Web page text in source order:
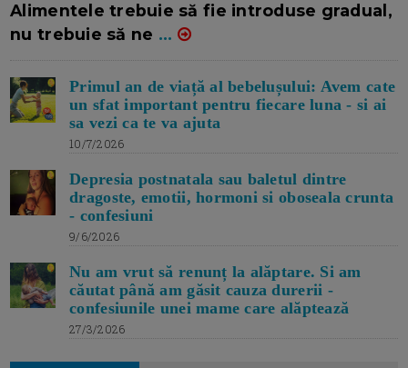
Alimentele trebuie să fie introduse gradual,
nu trebuie să ne ...
Primul an de viață al bebelușului: Avem cate
un sfat important pentru fiecare luna - si ai
sa vezi ca te va ajuta
10/7/2026
Depresia postnatala sau baletul dintre
dragoste, emotii, hormoni si oboseala crunta
- confesiuni
9/6/2026
Nu am vrut să renunț la alăptare. Si am
căutat până am găsit cauza durerii -
confesiunile unei mame care alăptează
27/3/2026